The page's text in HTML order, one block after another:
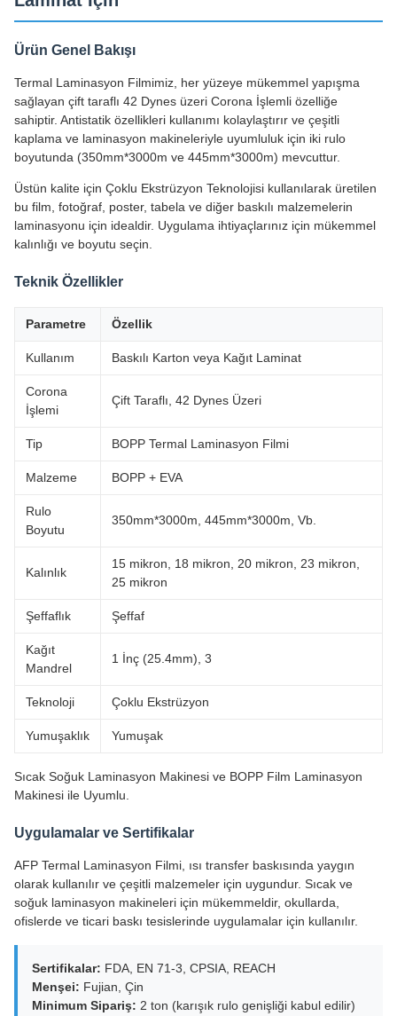
Ürün Genel Bakışı
Termal Laminasyon Filmimiz, her yüzeye mükemmel yapışma
sağlayan çift taraflı 42 Dynes üzeri Corona İşlemli özelliğe
sahiptir. Antistatik özellikleri kullanımı kolaylaştırır ve çeşitli
kaplama ve laminasyon makineleriyle uyumluluk için iki rulo
boyutunda (350mm*3000m ve 445mm*3000m) mevcuttur.
Üstün kalite için Çoklu Ekstrüzyon Teknolojisi kullanılarak üretilen
bu film, fotoğraf, poster, tabela ve diğer baskılı malzemelerin
laminasyonu için idealdir. Uygulama ihtiyaçlarınız için mükemmel
kalınlığı ve boyutu seçin.
Teknik Özellikler
Parametre Özellik
Kullanım Baskılı Karton veya Kağıt Laminat
Corona
İşlemi
Çift Taraflı, 42 Dynes Üzeri
Tip BOPP Termal Laminasyon Filmi
Malzeme BOPP + EVA
Rulo
Boyutu
350mm*3000m, 445mm*3000m, Vb.
Kalınlık
15 mikron, 18 mikron, 20 mikron, 23 mikron,
25 mikron
Şeffaflık Şeffaf
Kağıt
Mandrel
1 İnç (25.4mm), 3
Teknoloji Çoklu Ekstrüzyon
Yumuşaklık Yumuşak
Sıcak Soğuk Laminasyon Makinesi ve BOPP Film Laminasyon
Makinesi ile Uyumlu.
Uygulamalar ve Sertifikalar
AFP Termal Laminasyon Filmi, ısı transfer baskısında yaygın
olarak kullanılır ve çeşitli malzemeler için uygundur. Sıcak ve
soğuk laminasyon makineleri için mükemmeldir, okullarda,
ofislerde ve ticari baskı tesislerinde uygulamalar için kullanılır.
Sertifikalar: FDA, EN 71-3, CPSIA, REACH
Menşei: Fujian, Çin
Minimum Sipariş: 2 ton (karışık rulo genişliği kabul edilir)